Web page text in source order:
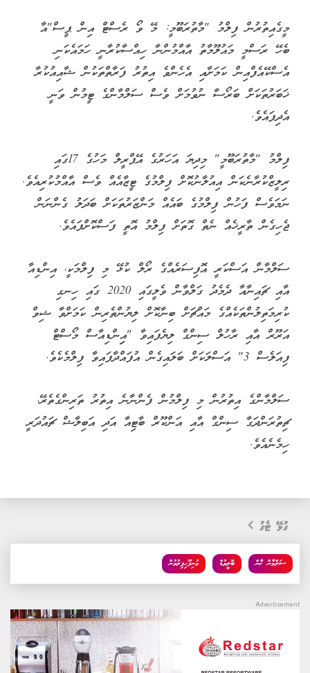
މީގެއިތުރުން ފިލްމު "މާތުރަބޫމީ: މޭ ވޯ ރެސްޓް އިން ޕީސް"އާ
ބެހޭ ރަސްމީ މައުލޫމާތު އާއްމުންނާ ހިއްސާކުރާނީ ހަމައެކަނި
އެސްކޭއެފްއިން ކަމަށާއި އެހެންވެ އިތުރު ފަރާތްތަކުން ޝާއިއުކުރާ
ޚަބަރުތަކަށް ބަރޯސާ ނުވުމަށް ވެސް ސަލްމާންގެ ޓީމުން ވަނީ
އެދިފައެވެ.
ފިލްމު "މާތުރަބޫމީ" މިދިޔަ އަހަރުގެ އޭޕްރީލް މަހުގެ 17ގައި
ރިލީޒްކުރާނެކަން އިއުލާނުކޮށް ފިލްމުގެ ޓީޒާއެއް ވެސް އާއްމުކުރިއެވެ.
ނަމަވެސް ފަހުން ފިލްމުގެ ބައެއް މަންޒަރުތަކަށް ބަދަލު ގެންނަން
ޖެހިގެން ތާރީޚެއް ނެތް ގޮތަށް ފިލްމު އޮތީ ފަސްކޮށްފައެވެ.
ސަލްމާން އަސްކަރީ އޮފިސަރެއްގެ ރޯލް ކުޅޭ މި ފިލްމަކީ، އިންޑިއާ
އާއި ޗައިނާއާ ދެމެދު ގަލްވާން ވެލީގައި 2020 ގައި ހިނގި
ކުރިމަތިލުންތަކެއްގެ މައްޗަށް ބިނާކޮށް ލިޔުންތެރިން ކަމަށްވާ ޝިވް
އަރޫރް އާއި ރާހުލް ސިންގް ލިޔެފައިވާ "އިިންޑިއާސް މޯސްޓް
ފިއަލެސް 3" އަސްލަކަށް ބަލައިގެން އުފައްދާފައިވާ ފިލްމެކެވެ.
ސަލްމާންގެ އިތުރުން މި ފިލްމުން ފެންނާނެ އިތުރު ތަރިންގެތެރޭ،
ޗިތުރަންދަގާ ސިންގް އާއި އަންކޫރް ބާޓިއާ އަދި އަބިލާޝް ޗައުދަރީ
ހިމެނެއެވެ.
ގުޅޭ ޓެގު
މުނިފޫހިފިލުވުން ބޮލީވުޑް ސަލްމާން ޚާން